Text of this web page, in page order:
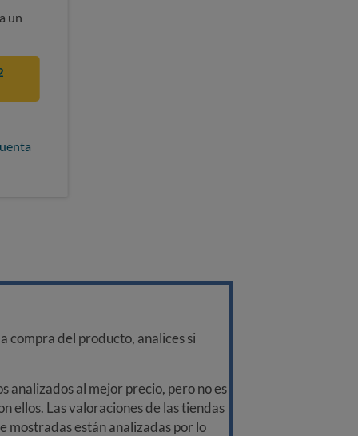
un
compra del producto, analices si
analizados al mejor precio, pero no es
ellos. Las valoraciones de las tiendas
mostradas están analizadas por lo